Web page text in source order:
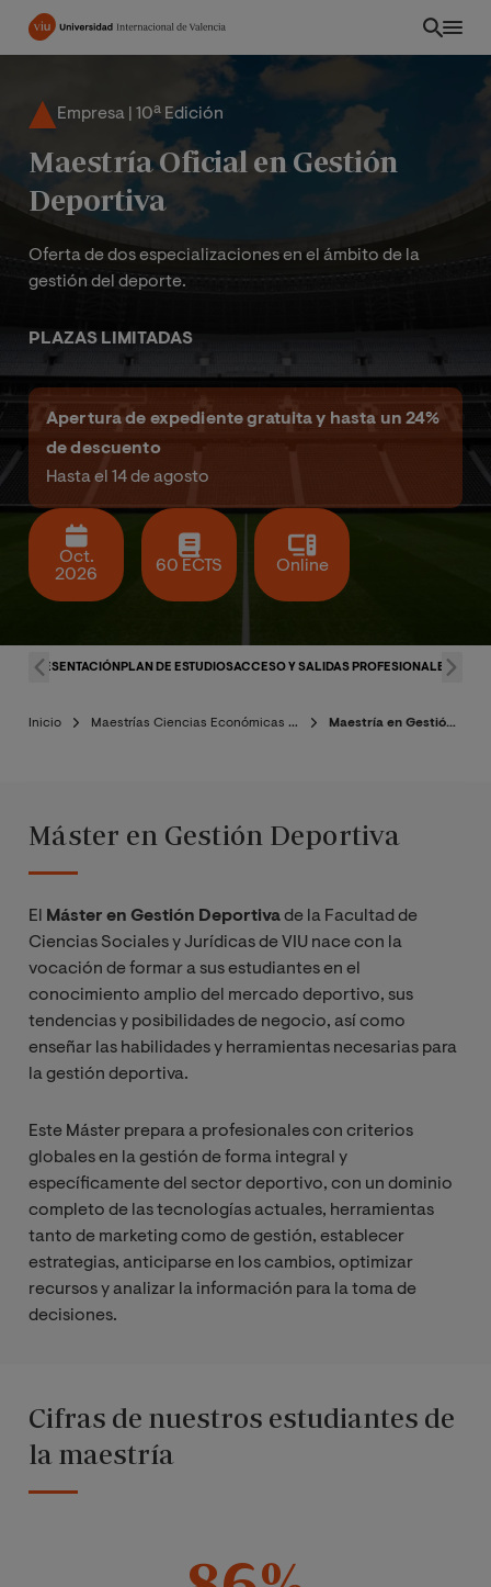
Pasar
INT
Empresa | 10ª Edición
Maestría Oficial en Gestión
Deportiva
Oferta de dos especializaciones en el ámbito de la
gestión del deporte.
PLAZAS LIMITADAS
Oct.
2026
60 ECTS Online
Apertura de expediente gratuita y hasta un 24%
de descuento
Hasta el 14 de agosto
PRESENTACIÓNPLAN DE ESTUDIOSACCESO Y SALIDAS PROFESIONALES
Inicio Maestrías Ciencias Económicas y Administrativas Maestría en Gestión Deportiva
Máster en Gestión Deportiva
El Máster en Gestión Deportivade la Facultad de
Ciencias Sociales y Jurídicas de VIU nace con la
vocación de formar a sus estudiantes en el
conocimiento amplio del mercado deportivo, sus
tendencias y posibilidades de negocio, así como
enseñar las habilidades y herramientas necesarias para
la gestión deportiva.
Este Máster prepara a profesionales con criterios
globales en la gestión de forma integral y
específicamente del sector deportivo, con un dominio
completo de las tecnologías actuales, herramientas
tanto de marketing como de gestión, establecer
estrategias, anticiparse en los cambios, optimizar
recursos y analizar la información para la toma de
decisiones.
Cifras de nuestros estudiantes de
la maestría